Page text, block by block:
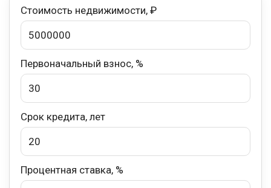
Стоимость недвижимости, ₽
Первоначальный взнос, %
Срок кредита, лет
Процентная ставка, %